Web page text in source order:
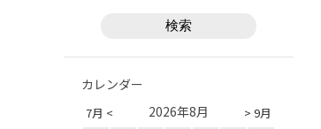
カレンダー
7月 < > 9月
2026年8月